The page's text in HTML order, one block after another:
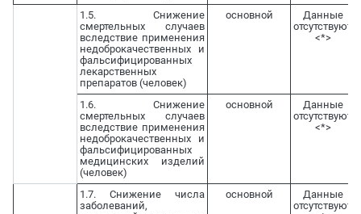
1.5. Снижение
смертельных случаев
вследствие применения
недоброкачественных и
фальсифицированных
лекарственных
препаратов (человек)
основной
Данные
отсутствуют
<*>
1.6. Снижение
смертельных случаев
вследствие применения
недоброкачественных и
фальсифицированных
медицинских изделий
(человек)
основной
Данные
отсутствуют
<*>
1.7. Снижение числа
заболеваний,
основной
Данные
отсутствуют